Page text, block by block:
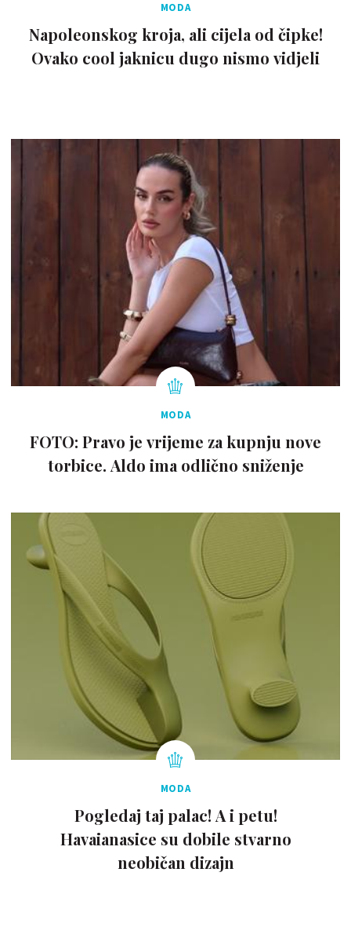
MODA
Napoleonskog kroja, ali cijela od čipke!
Ovako cool jaknicu dugo nismo vidjeli
MODA
FOTO: Pravo je vrijeme za kupnju nove
torbice. Aldo ima odlično sniženje
MODA
Pogledaj taj palac! A i petu!
Havaianasice su dobile stvarno
neobičan dizajn